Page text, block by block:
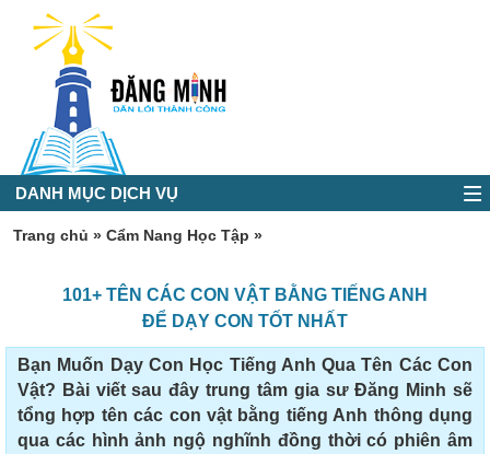
DANH MỤC DỊCH VỤ
Trang chủ » Cẩm Nang Học Tập »
101+ TÊN CÁC CON VẬT BẰNG TIẾNG ANH
ĐỂ DẠY CON TỐT NHẤT
Bạn Muốn Dạy Con Học Tiếng Anh Qua Tên Các Con
Vật? Bài viết sau đây trung tâm gia sư Đăng Minh sẽ
tổng hợp tên các con vật bằng tiếng Anh thông dụng
qua các hình ảnh ngộ nghĩnh đồng thời có phiên âm